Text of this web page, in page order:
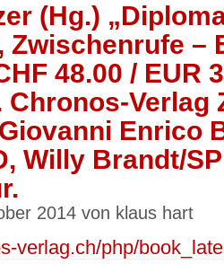
(Hg.)
Zwischenrufe –
48.00 / EUR
Chronos-
Enrico
Willy Brandt/
2014 von klaus hart
verlag.ch/php/